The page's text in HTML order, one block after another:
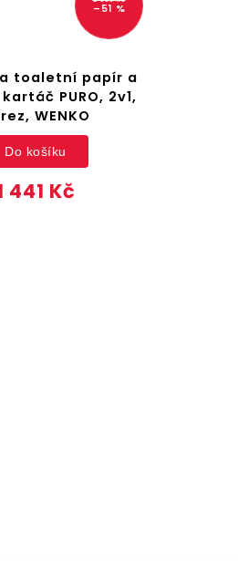
–51 %
toaletní papír a
PURO, 2v1,
WENKO
441 Kč
Do košíku